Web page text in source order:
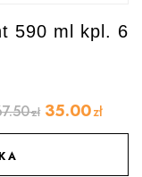
590 ml kpl. 6
zł 35.00zł